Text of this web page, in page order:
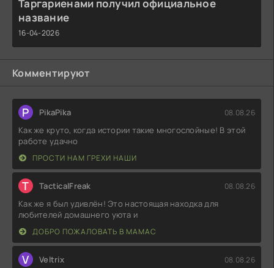
Таргариенами получил официальное
название
16-04-2026
Комментируют
P PikaPika 08.08.26
Как же круто, когда истории такие многослойные! В этой
работе удачно
ПРОСТИ НАМ ГРЕХИ НАШИ
T TacticalFreak 08.08.26
Как же я был удивлён! Это настоящая находка для
любителей домашнего уюта и
ДОБРО ПОЖАЛОВАТЬ В МАМАС
V Veltrix 08.08.26